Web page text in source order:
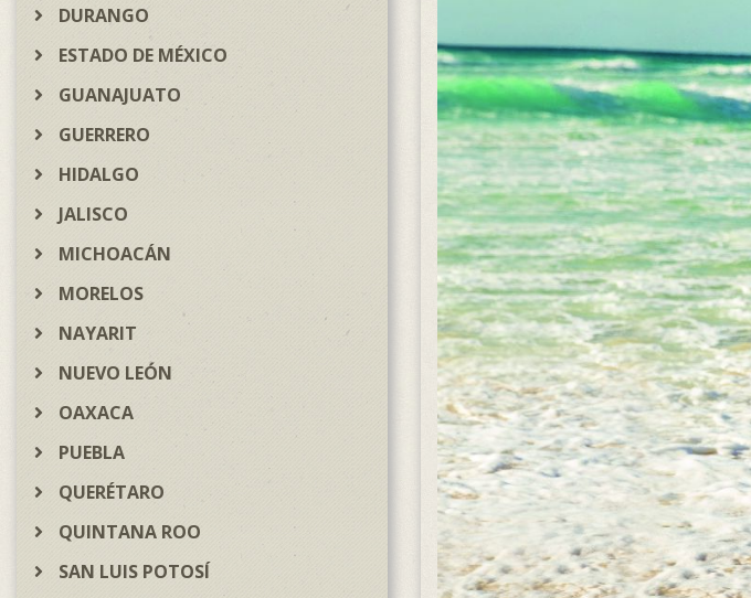
DURANGO
ESTADO DE MÉXICO
GUANAJUATO
GUERRERO
HIDALGO
JALISCO
MICHOACÁN
MORELOS
NAYARIT
NUEVO LEÓN
OAXACA
PUEBLA
QUERÉTARO
QUINTANA ROO
SAN LUIS POTOSÍ